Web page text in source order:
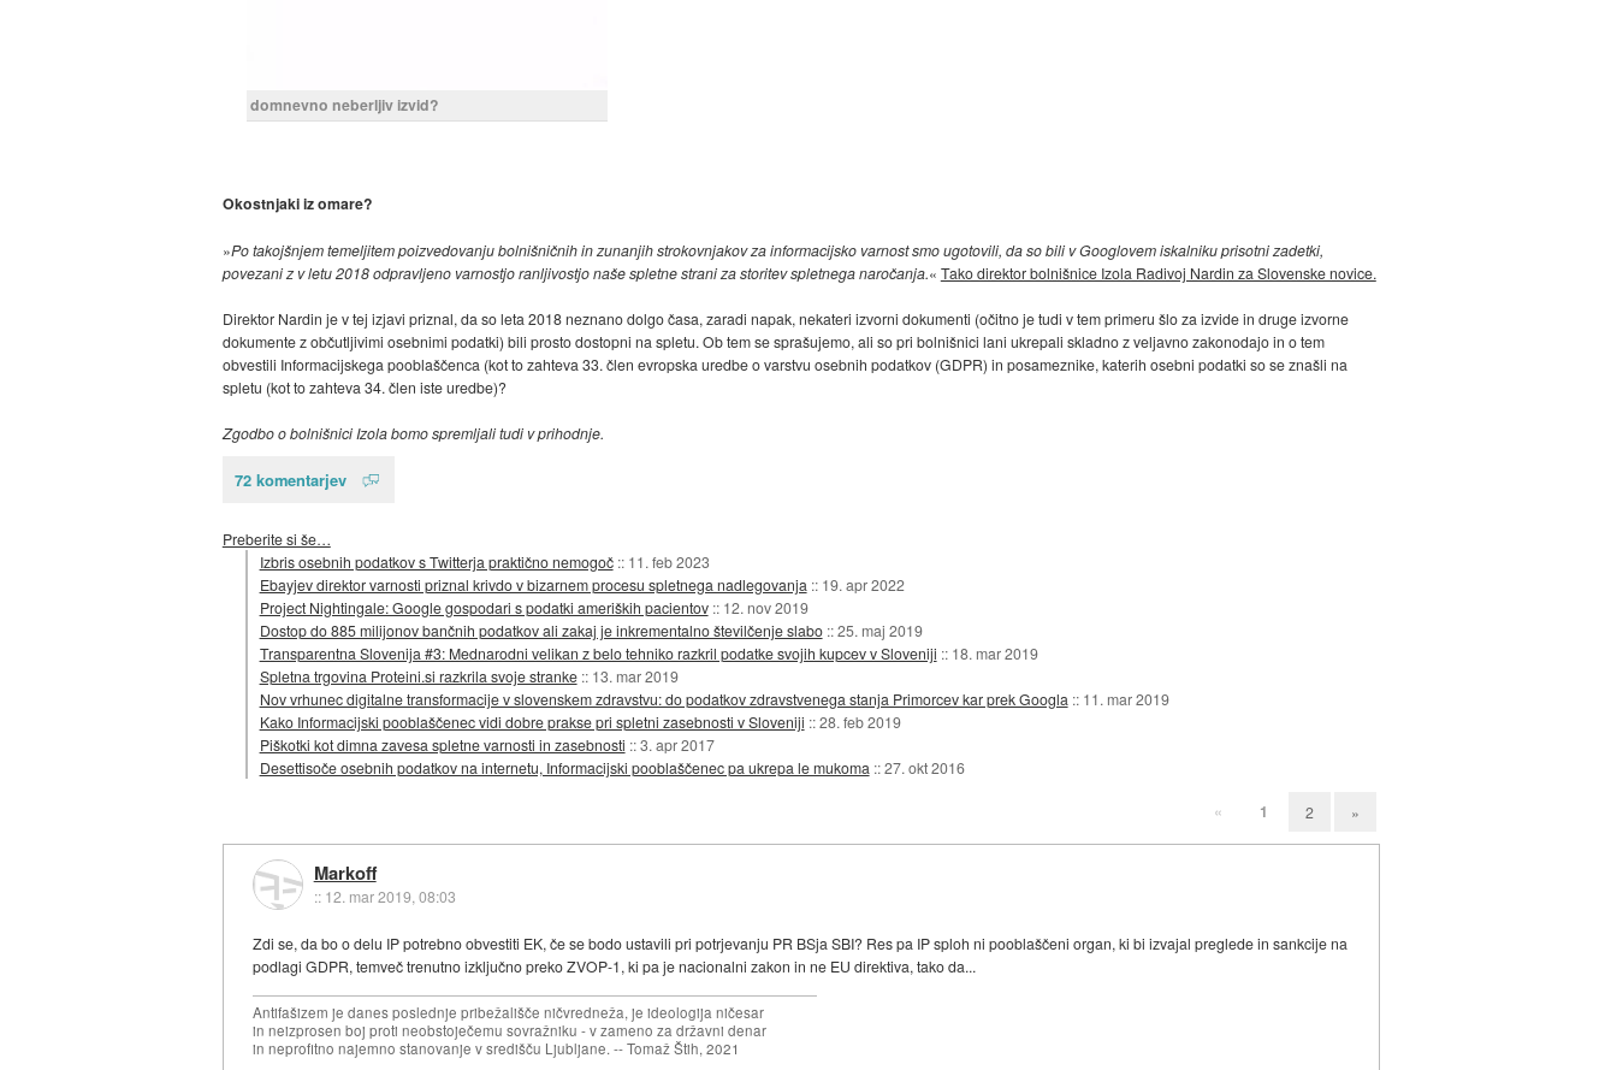
domnevno neberljiv izvid?
Okostnjaki iz omare?
»Po takojšnjem temeljitem poizvedovanju bolnišničnih in zunanjih strokovnjakov za informacijsko varnost smo ugotovili, da so bili v Googlovem iskalniku prisotni zadetki,
povezani z v letu 2018 odpravljeno varnostjo ranljivostjo naše spletne strani za storitev spletnega naročanja.« Tako direktor bolnišnice Izola Radivoj Nardin za Slovenske novice.
Direktor Nardin je v tej izjavi priznal, da so leta 2018 neznano dolgo časa, zaradi napak, nekateri izvorni dokumenti (očitno je tudi v tem primeru šlo za izvide in druge izvorne
dokumente z občutljivimi osebnimi podatki) bili prosto dostopni na spletu. Ob tem se sprašujemo, ali so pri bolnišnici lani ukrepali skladno z veljavno zakonodajo in o tem
obvestili Informacijskega pooblaščenca (kot to zahteva 33. člen evropska uredbe o varstvu osebnih podatkov (GDPR) in posameznike, katerih osebni podatki so se znašli na
spletu (kot to zahteva 34. člen iste uredbe)?
Zgodbo o bolnišnici Izola bomo spremljali tudi v prihodnje.
72 komentarjev
Preberite si še…
Izbris osebnih podatkov s Twitterja praktično nemogoč :: 11. feb 2023
Ebayjev direktor varnosti priznal krivdo v bizarnem procesu spletnega nadlegovanja :: 19. apr 2022
Project Nightingale: Google gospodari s podatki ameriških pacientov :: 12. nov 2019
Dostop do 885 milijonov bančnih podatkov ali zakaj je inkrementalno številčenje slabo ::25. maj 2019
Transparentna Slovenija #3: Mednarodni velikan z belo tehniko razkril podatke svojih kupcev v Sloveniji :: 18. mar 2019
Spletna trgovina Proteini.si razkrila svoje stranke :: 13. mar 2019
Nov vrhunec digitalne transformacije v slovenskem zdravstvu: do podatkov zdravstvenega stanja Primorcev kar prek Googla :: 11. mar 2019
Kako Informacijski pooblaščenec vidi dobre prakse pri spletni zasebnosti v Sloveniji ::28. feb 2019
Piškotki kot dimna zavesa spletne varnosti in zasebnosti ::3. apr 2017
Desettisoče osebnih podatkov na internetu, Informacijski pooblaščenec pa ukrepa le mukoma ::27. okt 2016
« 1 2 »
Markoff
:: 12. mar 2019, 08:03
Zdi se, da bo o delu IP potrebno obvestiti EK, če se bodo ustavili pri potrjevanju PR BSja SBI? Res pa IP sploh ni pooblaščeni organ, ki bi izvajal preglede in sankcije na
podlagi GDPR, temveč trenutno izključno preko ZVOP-1, ki pa je nacionalni zakon in ne EU direktiva, tako da...
Antifašizem je danes poslednje pribežališče ničvredneža, je ideologija ničesar
in neizprosen boj proti neobstoječemu sovražniku - v zameno za državni denar
in neprofitno najemno stanovanje v središču Ljubljane. -- Tomaž Štih, 2021